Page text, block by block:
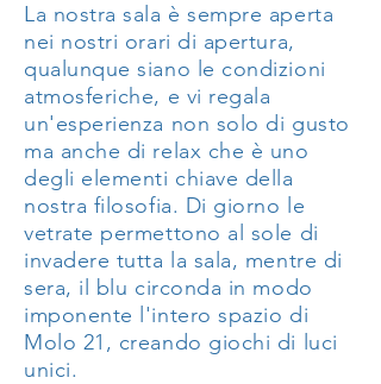
La nostra sala è sempre aperta
nei nostri orari di apertura,
qualunque siano le condizioni
atmosferiche, e vi regala
un'esperienza non solo di gusto
ma anche di relax che è uno
degli elementi chiave della
nostra filosofia. Di giorno le
vetrate permettono al sole di
invadere tutta la sala, mentre di
sera, il blu circonda in modo
imponente l'intero spazio di
Molo 21, creando giochi di luci
unici.